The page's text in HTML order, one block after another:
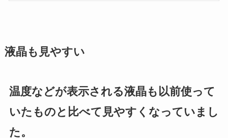
液晶も見やすい
温度などが表示される液晶も以前使って
いたものと比べて見やすくなっていまし
た。